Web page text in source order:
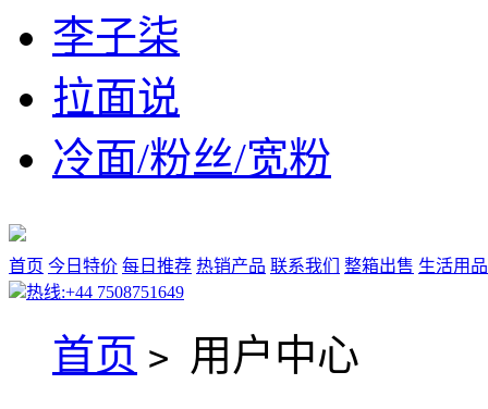
李子柒
拉面说
冷面/粉丝/宽粉
首页 今日特价 每日推荐 热销产品 联系我们 整箱出售 生活用品
热线:+44 7508751649
首页 > 用户中心